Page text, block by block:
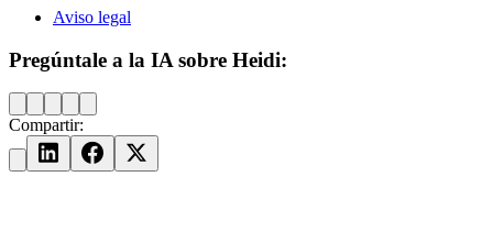
Aviso legal
Pregúntale a la IA sobre Heidi:
Compartir: